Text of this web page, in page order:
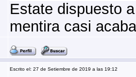
Estate dispuesto
mentira casi
Escrito el: 27 de Setiembre de 2019 a las 19:12